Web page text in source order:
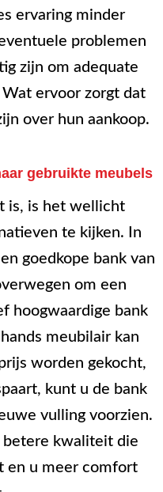
ervaring minder
problemen
zijn om adequate
ervoor zorgt dat
over hun aankoop.
gebruikte meubels
is, is het wellicht
te kijken. In
goedkope bank van
om een
hoogwaardige bank
meubilair kan
worden gekocht,
kunt u de bank
vulling voorzien.
betere kwaliteit die
en u meer comfort